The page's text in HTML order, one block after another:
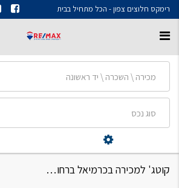
רימקס חלוצים צפון - הכל מתחיל בבית
מכירה \ השכרה \ יד ראשונה
סוג נכס
קוטג' למכירה בכרמיאל ברחוב חטיבת יפתח קוטג' 4 חדרים